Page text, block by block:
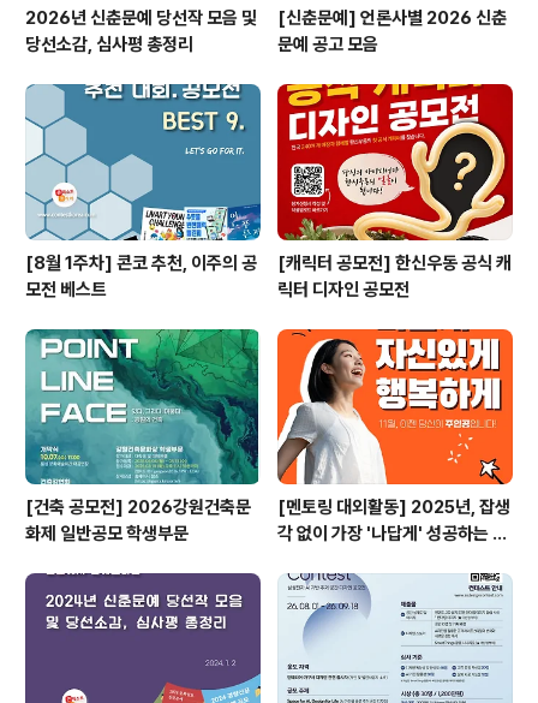
2026년 신춘문예 당선작 모음 및
당선소감, 심사평 총정리
[신춘문예] 언론사별 2026 신춘
문예 공고 모음
[8월 1주차] 콘코 추천, 이주의 공
모전 베스트
[캐릭터 공모전] 한신우동 공식 캐
릭터 디자인 공모전
[건축 공모전] 2026강원건축문
화제 일반공모 학생부문
[멘토링 대외활동] 2025년, 잡생
각 없이 가장 '나답게' 성공하는 법